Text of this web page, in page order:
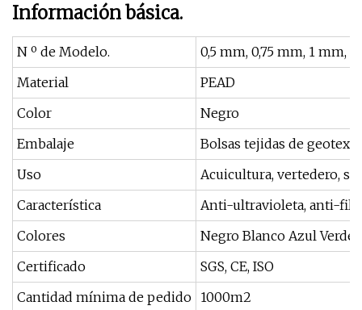
Información básica.
N º de Modelo.
0,5 mm, 0,75 mm, 1 mm,
Material
PEAD
Color
Negro
Embalaje
Bolsas tejidas de geotextil
Uso
Acuicultura, vertedero,
Característica
Anti-ultravioleta, anti-
Colores
Negro Blanco Azul Verde
Certificado
SGS, CE, ISO
Cantidad mínima de pedido 1000m2